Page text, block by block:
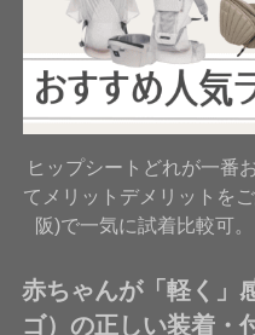
ヒップシートどれが一番
てメリットデメリットを
阪)で一気に試着比較可
赤ちゃんが「軽く」
ゴ）の正しい装着・